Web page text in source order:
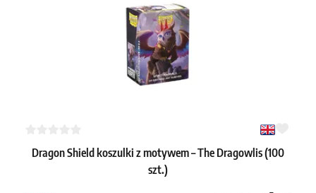
Dragon Shield koszulki z motywem – The Dragowlis (100
szt.)